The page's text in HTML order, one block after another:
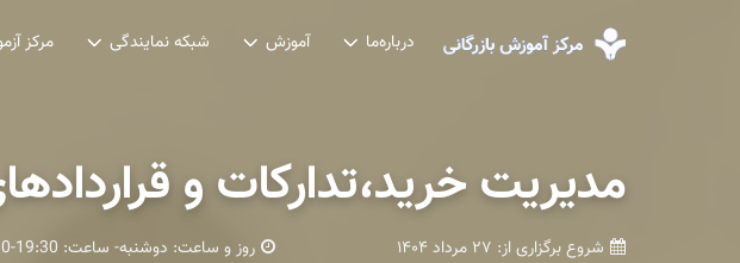
درباره‌ما آموزش شبکه نمایندگی مرکز
مدیریت خرید،تدارکات و
شروع برگزاری از: ۲۷ مرداد ۱۴۰۴ روز و ساعت: دوشنبه- ساعت: 19:30-15:30